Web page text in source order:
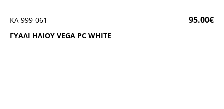
ΓΥΑΛΙ ΗΛΙΟΥ VΕGΑ ΡC WΗΙΤΕ
ΚΛ-999-061 95.00€